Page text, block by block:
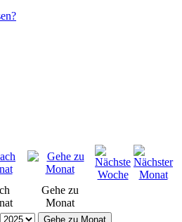
Gehe zu
Monat
Gehe zu Monat